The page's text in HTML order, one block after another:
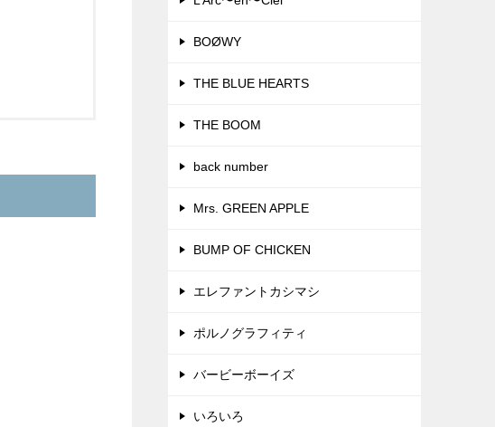
BOØWY
THE BLUE HEARTS
THE BOOM
back number
Mrs. GREEN APPLE
BUMP OF CHICKEN
エレファントカシマシ
ポルノグラフィティ
バービーボーイズ
いろいろ